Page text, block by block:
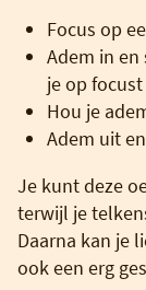
Focus op
Adem in en
je op focust
Hou je
Adem uit
Je kunt deze
terwijl je
Daarna kan je
ook een erg